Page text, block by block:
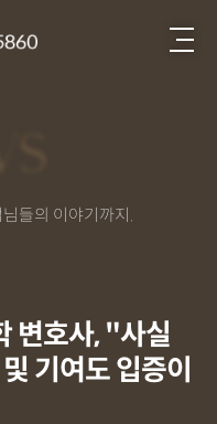
들의 이야기까지.
변호사, "사실
기여도 입증이